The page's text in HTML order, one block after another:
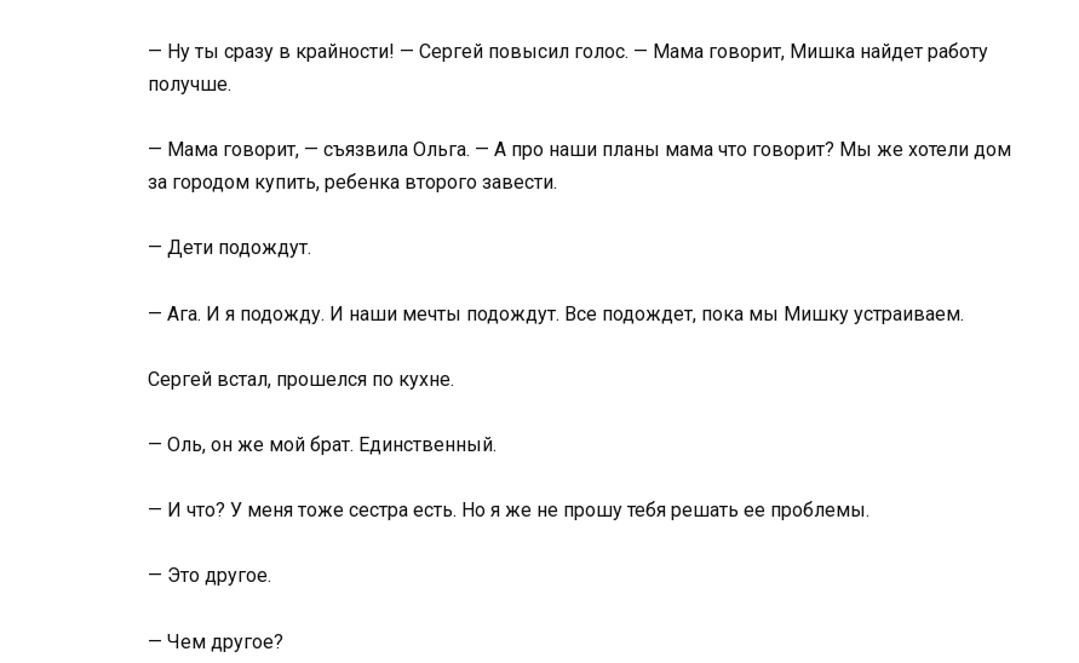
— Ну ты сразу в крайности! — Сергей повысил голос. — Мама говорит, Мишка найдет работу
получше.
— Мама говорит, — съязвила Ольга. — А про наши планы мама что говорит? Мы же хотели дом
за городом купить, ребенка второго завести.
— Дети подождут.
— Ага. И я подожду. И наши мечты подождут. Все подождет, пока мы Мишку устраиваем.
Сергей встал, прошелся по кухне.
— Оль, он же мой брат. Единственный.
— И что? У меня тоже сестра есть. Но я же не прошу тебя решать ее проблемы.
— Это другое.
— Чем другое?